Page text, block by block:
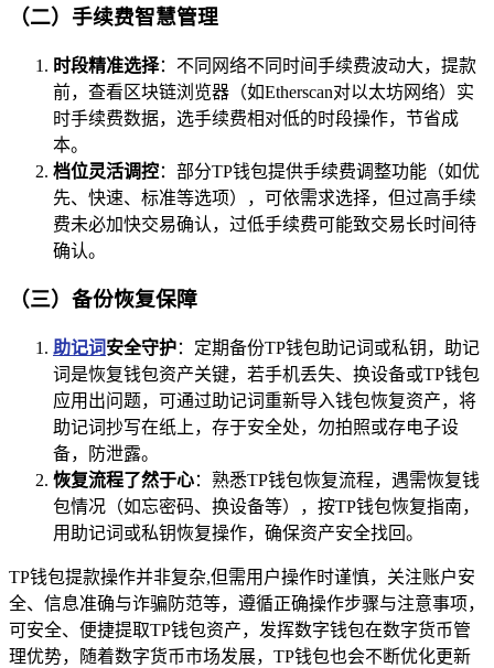
（二）手续费智慧管理
时段精准选择：不同网络不同时间手续费波动大，提款
前，查看区块链浏览器（如Etherscan对以太坊网络）实
时手续费数据，选手续费相对低的时段操作，节省成
本。
档位灵活调控：部分TP钱包提供手续费调整功能（如优
先、快速、标准等选项），可依需求选择，但过高手续
费未必加快交易确认，过低手续费可能致交易长时间待
确认。
（三）备份恢复保障
助记词 安全守护：定期备份TP钱包助记词或私钥，助记
词是恢复钱包资产关键，若手机丢失、换设备或TP钱包
应用出问题，可通过助记词重新导入钱包恢复资产，将
助记词抄写在纸上，存于安全处，勿拍照或存电子设
备，防泄露。
恢复流程了然于心：熟悉TP钱包恢复流程，遇需恢复钱
包情况（如忘密码、换设备等），按TP钱包恢复指南，
用助记词或私钥恢复操作，确保资产安全找回。
TP钱包提款操作并非复杂,但需用户操作时谨慎，关注账户安
全、信息准确与诈骗防范等，遵循正确操作步骤与注意事项，
可安全、便捷提取TP钱包资产，发挥数字钱包在数字货币管
理优势，随着数字货币市场发展，TP钱包也会不断优化更新